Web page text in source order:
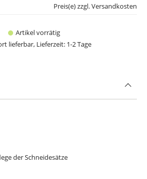
Artikel vorrätig
lieferbar, Lieferzeit: 1-2 Tage
Preis(e) zzgl. Versandkosten
der Schneidesätze